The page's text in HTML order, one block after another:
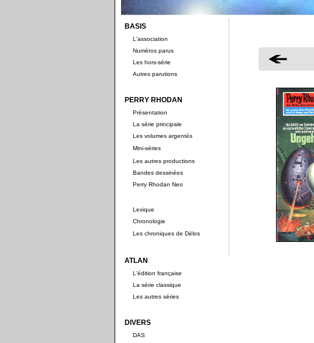
BASIS
L'association
Numéros parus
Les hors-série
Autres parutions
PERRY RHODAN
Présentation
La série principale
Les volumes argentés
Mini-séries
Les autres productions
Bandes dessinées
Perry Rhodan Neo
Lexique
Chronologie
Les chroniques de Délos
ATLAN
L'édition française
La série classique
Les autres séries
DIVERS
DAS